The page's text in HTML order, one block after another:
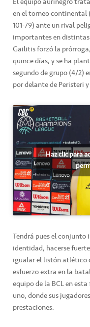
en el torneo continental
101-79) ante un rival
importantes en distintas
Gailitis forzó la
quince días, y se ha
segundo de grupo (4/2)
por delante de Peristeri
Haz clic para
Tendrá pues el conjunto
identidad, hacerse
igualar el listón atlético
esfuerzo extra en la
equipo de la BCL en
uno, donde sus
prestaciones.